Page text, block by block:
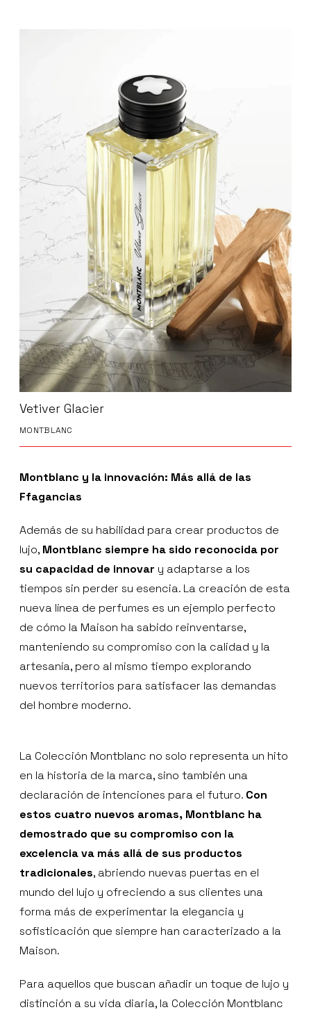
Vetiver Glacier
MONTBLANC
Montblanc y la innovación: Más allá de las
Ffagancias
Además de su habilidad para crear productos de
lujo, Montblanc siempre ha sido reconocida por
su capacidad de innovar y adaptarse a los
tiempos sin perder su esencia. La creación de esta
nueva línea de perfumes es un ejemplo perfecto
de cómo la Maison ha sabido reinventarse,
manteniendo su compromiso con la calidad y la
artesanía, pero al mismo tiempo explorando
nuevos territorios para satisfacer las demandas
del hombre moderno.
La Colección Montblanc no solo representa un hito
en la historia de la marca, sino también una
declaración de intenciones para el futuro. Con
estos cuatro nuevos aromas, Montblanc ha
demostrado que su compromiso con la
excelencia va más allá de sus productos
tradicionales, abriendo nuevas puertas en el
mundo del lujo y ofreciendo a sus clientes una
forma más de experimentar la elegancia y
sofisticación que siempre han caracterizado a la
Maison.
Para aquellos que buscan añadir un toque de lujo y
distinción a su vida diaria, la Colección Montblanc